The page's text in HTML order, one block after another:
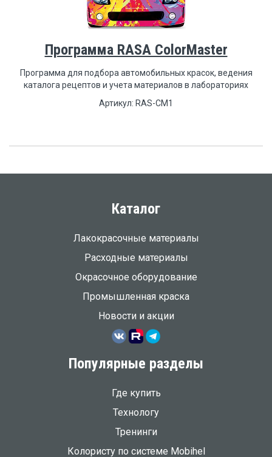
Программа RASA ColorMaster
Программа для подбора автомобильных красок, ведения
каталога рецептов и учета материалов в лабораториях
Артикул: RAS-CM1
Каталог
Лакокрасочные материалы
Расходные материалы
Окрасочное оборудование
Промышленная краска
Новости и акции
Популярные разделы
Где купить
Технологу
Тренинги
Колористу по системе Mobihel